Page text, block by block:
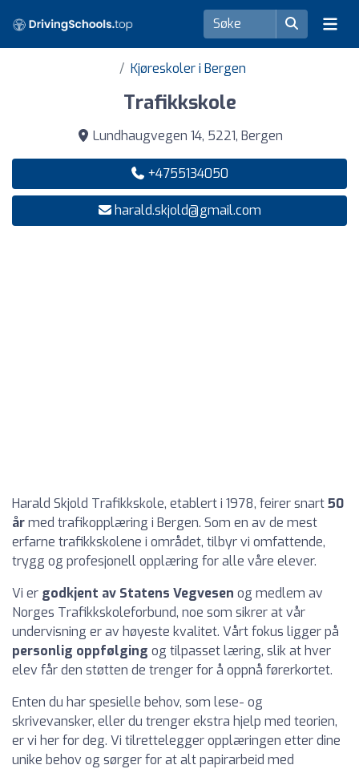
Kjøreskoler i Bergen
Trafikkskole
Lundhaugvegen 14, 5221, Bergen
+4755134050
harald.skjold@gmail.com
Harald Skjold Trafikkskole, etablert i 1978, feirer snart50
årmed trafikopplæring i Bergen. Som en av de mest
erfarne trafikkskolene i området, tilbyr vi omfattende,
trygg og profesjonell opplæring for alle våre elever.
Vi er godkjent av Statens Vegvesen og medlem av
Norges Trafikkskoleforbund, noe som sikrer at vår
undervisning er av høyeste kvalitet. Vårt fokus ligger på
personlig oppfølging og tilpasset læring, slik at hver
elev får den støtten de trenger for å oppnå førerkortet.
Enten du har spesielle behov, som lese- og
skrivevansker, eller du trenger ekstra hjelp med teorien,
er vi her for deg. Vi tilrettelegger opplæringen etter dine
unike behov og sørger for at alt papirarbeid med